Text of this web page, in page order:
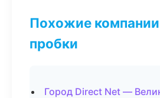
Похожие
пробки
Город Direct Net —